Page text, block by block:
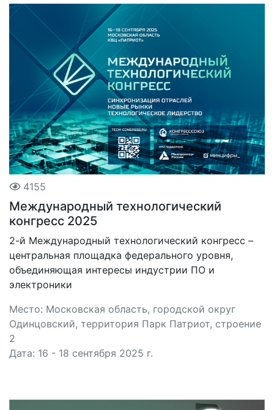
4155
Международный технологический
конгресс 2025
2-й Международный технологический конгресс –
центральная площадка федерального уровня,
объединяющая интересы индустрии ПО и
электроники
Место: Московская область, городской округ
Одинцовский, территория Парк Патриот, строение
2
Дата: 16 - 18 сентября 2025 г.